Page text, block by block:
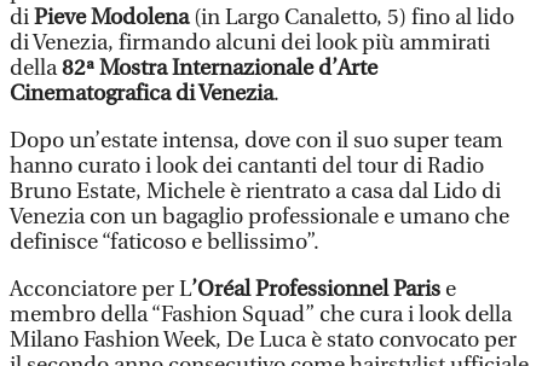
diPieve Modolena(in Largo Canaletto, 5) fino al lido
di Venezia, firmando alcuni dei look più ammirati
della82ª Mostra Internazionale d’Arte
Cinematografica di Venezia.
Dopo un’estate intensa, dove con il suo super team
hanno curato i look dei cantanti del tour di Radio
Bruno Estate, Michele è rientrato a casa dal Lido di
Venezia con un bagaglio professionale e umano che
definisce “faticoso e bellissimo”.
Acconciatore per L’Oréal Professionnel Paris e
membro della “Fashion Squad” che cura i look della
Milano Fashion Week, De Luca è stato convocato per